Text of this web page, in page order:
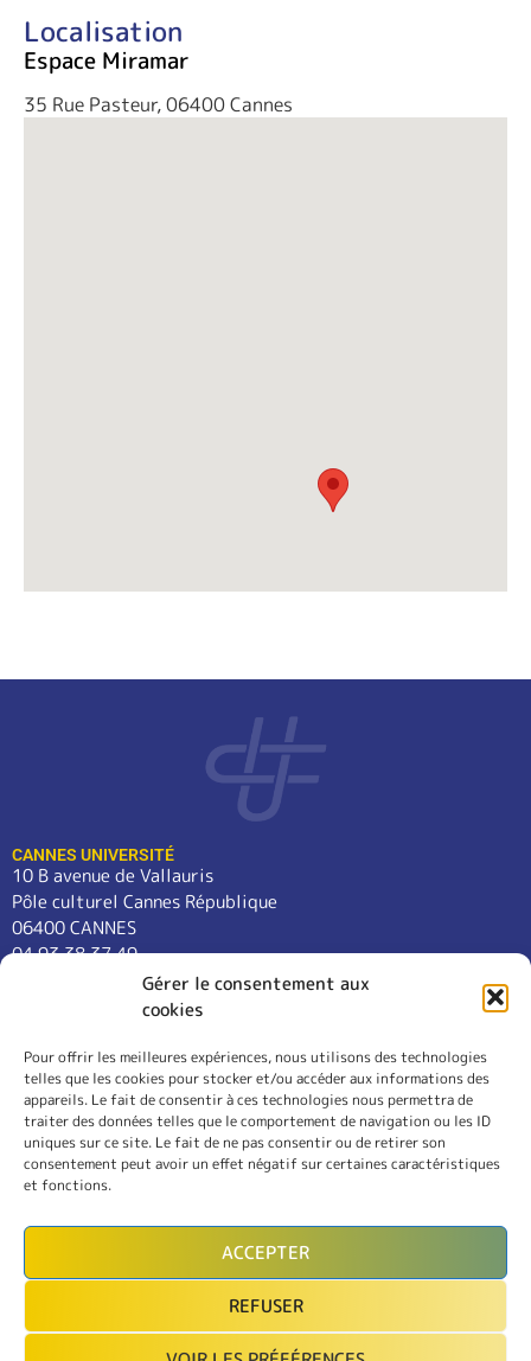
Gérer le consentement aux
cookies
Pour offrir les meilleures expériences, nous utilisons des technologies
telles que les cookies pour stocker et/ou accéder aux informations des
appareils. Le fait de consentir à ces technologies nous permettra de
traiter des données telles que le comportement de navigation ou les ID
uniques sur ce site. Le fait de ne pas consentir ou de retirer son
consentement peut avoir un effet négatif sur certaines caractéristiques
et fonctions.
ACCEPTER
REFUSER
Localisation
Espace Miramar
35 Rue Pasteur, 06400 Cannes
CANNES UNIVERSITÉ
10 B avenue de Vallauris
Pôle culturel Cannes République
06400 CANNES
04 93 38 37 49
contact@cannes-universite.fr
COURS
LANGUES
CONFÉRENCES
SORTIES
L’ASSOCIATION
INSCRIPTION